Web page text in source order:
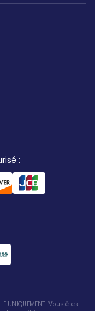
:
UNIQUEMENT. Vous êtes